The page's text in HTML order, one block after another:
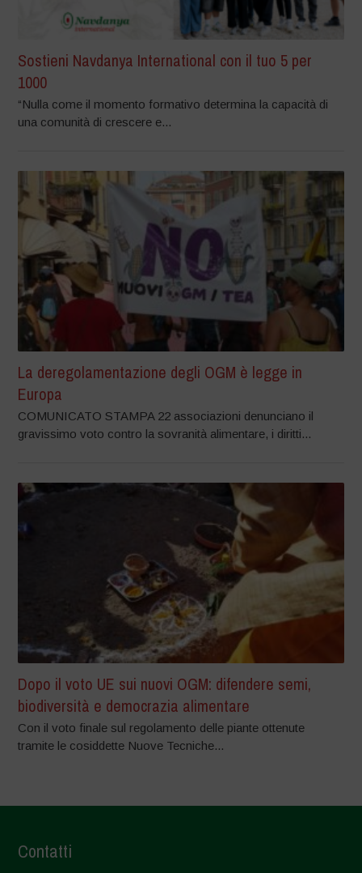
Sostieni Navdanya International con il tuo 5 per
1000
“Nulla come il momento formativo determina la capacità di
una comunità di crescere e...
La deregolamentazione degli OGM è legge in
Europa
COMUNICATO STAMPA 22 associazioni denunciano il
gravissimo voto contro la sovranità alimentare, i diritti...
Dopo il voto UE sui nuovi OGM: difendere semi,
biodiversità e democrazia alimentare
Con il voto finale sul regolamento delle piante ottenute
tramite le cosiddette Nuove Tecniche...
Contatti